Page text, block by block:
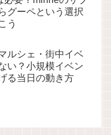
グーペという選択
う
ルシェ・街中イベ
い？小規模イベン
る当日の動き方